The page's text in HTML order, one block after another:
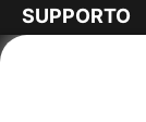
SUPPORTO
MAGGIORI
OTTIENI